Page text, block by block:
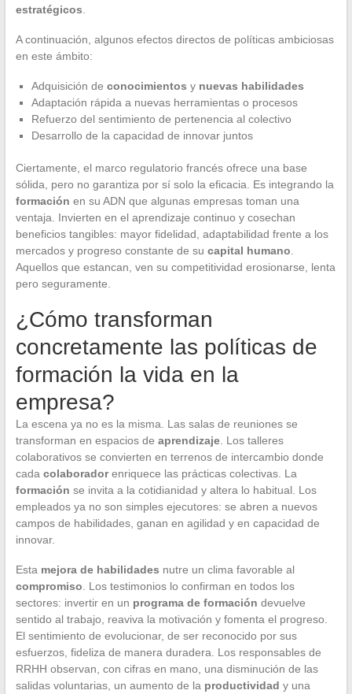
estratégicos
A continuación, algunos efectos directos de políticas ambiciosas
en este ámbito:
Adquisición de conocimientos y nuevas habilidades
Adaptación rápida a nuevas herramientas o procesos
Refuerzo del sentimiento de pertenencia al colectivo
Desarrollo de la capacidad de innovar juntos
Ciertamente, el marco regulatorio francés ofrece una base
sólida, pero no garantiza por sí solo la eficacia. Es integrando la
formación en su ADN que algunas empresas toman una
ventaja. Invierten en el aprendizaje continuo y cosechan
beneficios tangibles: mayor fidelidad, adaptabilidad frente a los
mercados y progreso constante de su capital humano
Aquellos que estancan, ven su competitividad erosionarse, lenta
pero seguramente.
¿Cómo transforman
concretamente las políticas de
formación la vida en la
empresa?
La escena ya no es la misma. Las salas de reuniones se
transforman en espacios de aprendizaje. Los talleres
colaborativos se convierten en terrenos de intercambio donde
cada colaboradorenriquece las prácticas colectivas. La
formación se invita a la cotidianidad y altera lo habitual. Los
empleados ya no son simples ejecutores: se abren a nuevos
campos de habilidades, ganan en agilidad y en capacidad de
innovar.
Esta mejora de habilidades nutre un clima favorable al
compromiso . Los testimonios lo confirman en todos los
sectores: invertir en un programa de formación devuelve
sentido al trabajo, reaviva la motivación y fomenta el progreso.
El sentimiento de evolucionar, de ser reconocido por sus
esfuerzos, fideliza de manera duradera. Los responsables de
RRHH observan, con cifras en mano, una disminución de las
salidas voluntarias, un aumento de la productividad y una